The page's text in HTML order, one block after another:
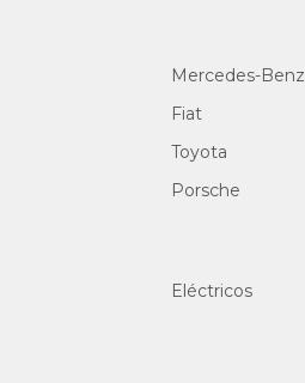
Mercedes-Benz
Fiat
Toyota
Porsche
Eléctricos